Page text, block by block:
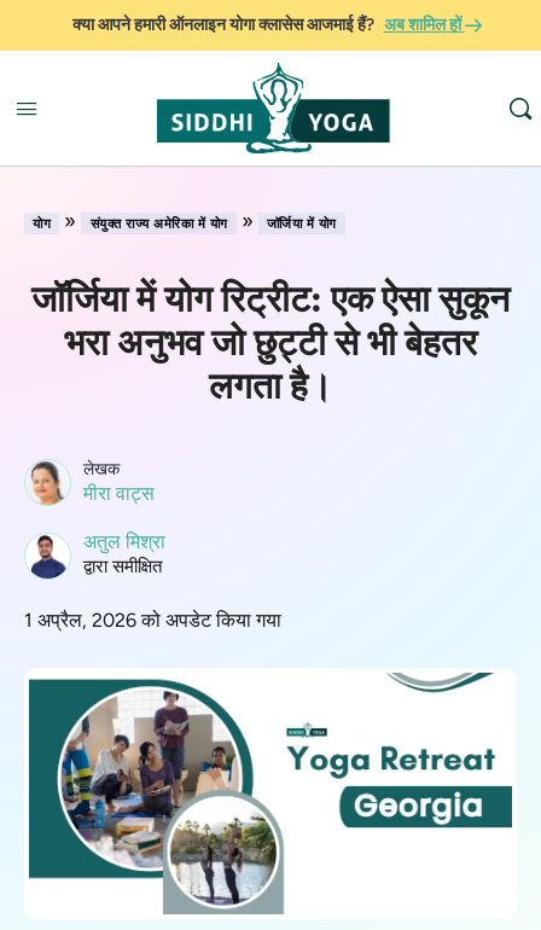
क्या आपने हमारी ऑनलाइन योगा क्लासेस आजमाई हैं? अब शामिल हों
योग » संयुक्त राज्य अमेरिका में योग » जॉर्जिया में योग
जॉर्जिया में योग रिट्रीट: एक ऐसा सुकून
भरा अनुभव जो छुट्टी से भी बेहतर
लगता है।
लेखक
मीरा वाट्स
अतुल मिश्रा
द्वारा समीक्षित
1 अप्रैल, 2026 को अपडेट किया गया